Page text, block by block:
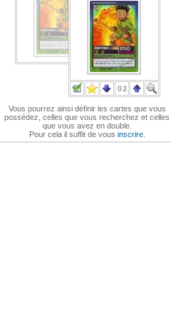
Vous pourrez ainsi définir les cartes que vous
possédez, celles que vous recherchez et celles
que vous avez en double.
Pour cela il suffit de vous inscrire.